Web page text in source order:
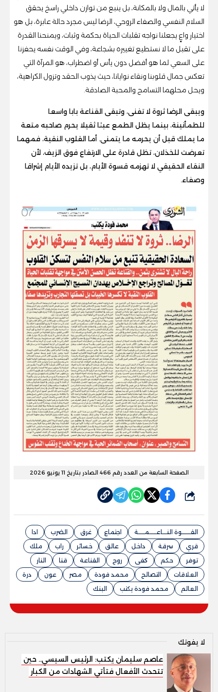
لا يأتي بالمال ولا بالمكانة، بل ينبع من توازن داخلي راسخ يحقق
السلام النفسي والصفاء الروحي، الرضا ليس مجرد حالة عابرة، بل هو
اختيار واعٍ يجعلنا نواجه تقلبات الحياة بحكمة وثبات، ويمنحنا القدرة
على تقبل ما لا نستطيع تغييره بشجاعة، وفي الوقت نفسه يحفزنا
على السعي لما هو أفضل دون يأس أو اضطراب، هو المرآة التي
تعكس جمال قلوبنا ونقاء نوايانا، حيث يذوب الحقد وتزول الكراهية،
ويحل محلهما التسامح والمحبة الصادقة.
ويبقى الرضا ثروة لا تفنى، وتبقى القناعة بابا واسعا
للطمأنينة، بينما يظل الطمع عبئا ثقيلا يحرم صاحبه متعة
ما يملك قبل أن يحرمه ما يتمنى. أما القلوب النقية، فمهما
تعرضت للخذلان، تظل قادرة على الارتفاع فوق الزيف، لأن
النقاء الحقيقي لا تهزمه قسوة الأيام، بل تزيده الأيام إشراقا
وصفاء.
الصفحة السابعة من العدد رقم 466 الصادر بتاريخ 11 يونيو 2026
شارك
القــــــوة النـــاعـــــمــــة اجتماع غرق الضرب
ادا
قري
سرقة داخل عالق خسائر راب
ملك
توفر
حكم كفى روح القناعة قنا
النار
العلاقات
التصالح محمد فودة مصر عون
درة
العالم
محمد فودة يكتب البنك
لا يفوتك
عاصم سليمان يكتب: الرئيس السيسي.. حين
تتحدث الأفعال فتأتي الشهادات من الكبار